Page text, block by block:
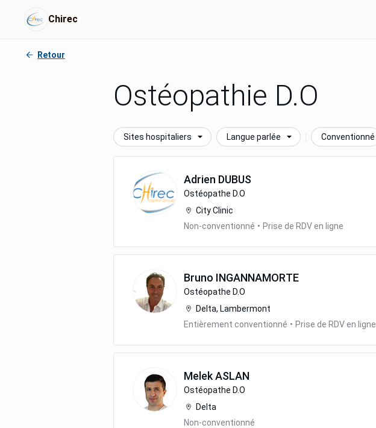
Chirec
Retour
Ostéopathie D.O
Sites hospitaliers Langue parlée Conventionné
Adrien DUBUS
Ostéopathe D.O
City Clinic
Non-conventionné • Prise de RDV en ligne
Bruno INGANNAMORTE
Ostéopathe D.O
Delta, Lambermont
Entièrement conventionné • Prise de RDV en ligne
MelekASLAN
Ostéopathe D.O
Delta
Non-conventionné